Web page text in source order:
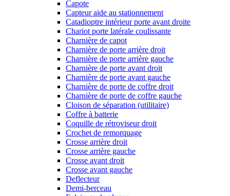
Capote
Capteur aide au stationnement
Catadioptre intérieur porte avant droite
Chariot porte latérale coulissante
Charnière de capot
Charnière de porte arrière droit
Charnière de porte arrière gauche
Charnière de porte avant droit
Charnière de porte avant gauche
Charnière de porte de coffre droit
Charnière de porte de coffre gauche
Cloison de séparation (utilitaire)
Coffre à batterie
Coquille de rétroviseur droit
Crochet de remorquage
Crosse arrière droit
Crosse arrière gauche
Crosse avant droit
Crosse avant gauche
Deflecteur
Demi-berceau